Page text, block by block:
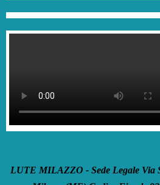
LUTE MILAZZO - Sede Legale Via